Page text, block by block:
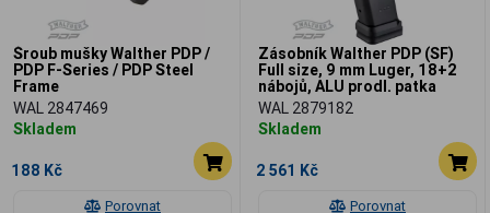
Porovnat
Šroub mušky Walther PDP /
PDP F-Series / PDP Steel
Frame
WAL 2847469
Skladem
188 Kč
Porovnat
Zásobník Walther PDP (SF)
Full size, 9 mm Luger, 18+2
nábojů, ALU prodl. patka
WAL 2879182
Skladem
2 561 Kč